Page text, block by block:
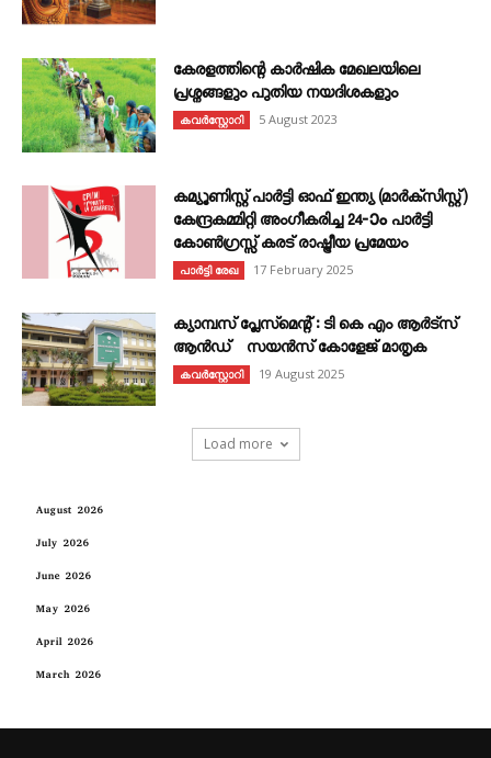
കേരളത്തിന്റെ കാർഷിക മേഖലയിലെ
പ്രശ്നങ്ങളും പുതിയ നയദിശകളും
കവര്‍സ്റ്റോറി 5 August 2023
കമ്യൂണിസ്റ്റ് പാർട്ടി ഓഫ് ഇന്ത്യ (മാർക്സിസ്റ്റ്)
കേന്ദ്രകമ്മിറ്റി അംഗീകരിച്ച 24‐ാം പാർട്ടി
കോൺഗ്രസ്സ് കരട് രാഷ്ട്രീയ പ്രമേയം
പാർട്ടി രേഖ 17 February 2025
ക്യാമ്പസ് പ്ലേസ്മെന്റ് : ടി കെ എം ആർട്സ്
ആൻഡ് സയൻസ് കോളേജ് മാതൃക
കവര്‍സ്റ്റോറി 19 August 2025
Load more
August 2026
July 2026
June 2026
May 2026
April 2026
March 2026